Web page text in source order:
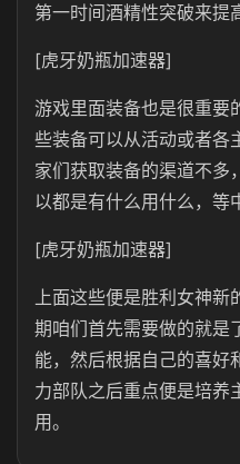
第一时间酒精性突破来提
[虎牙奶瓶加速器]
游戏里面装备也是很重
些装备可以从活动或者各
家们获取装备的渠道不多
以都是有什么用什么，等
[虎牙奶瓶加速器]
上面这些便是胜利女神新
期咱们首先需要做的就是
能，然后根据自己的喜好
力部队之后重点便是培养
用。